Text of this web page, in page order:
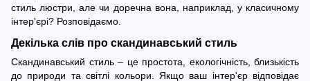
стиль люстри, але чи доречна вона, наприклад, у класичному
інтер'єрі? Розповідаємо.
Декілька слів про скандинавський стиль
Скандинавський стиль – це простота, екологічність, близькість
до природи та світлі кольори. Якщо ваш інтер'єр відповідає